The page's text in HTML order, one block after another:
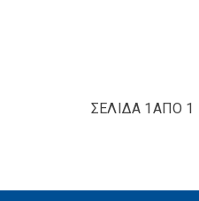
ΣΕΛΙΔΑ 1ΑΠΟ 1